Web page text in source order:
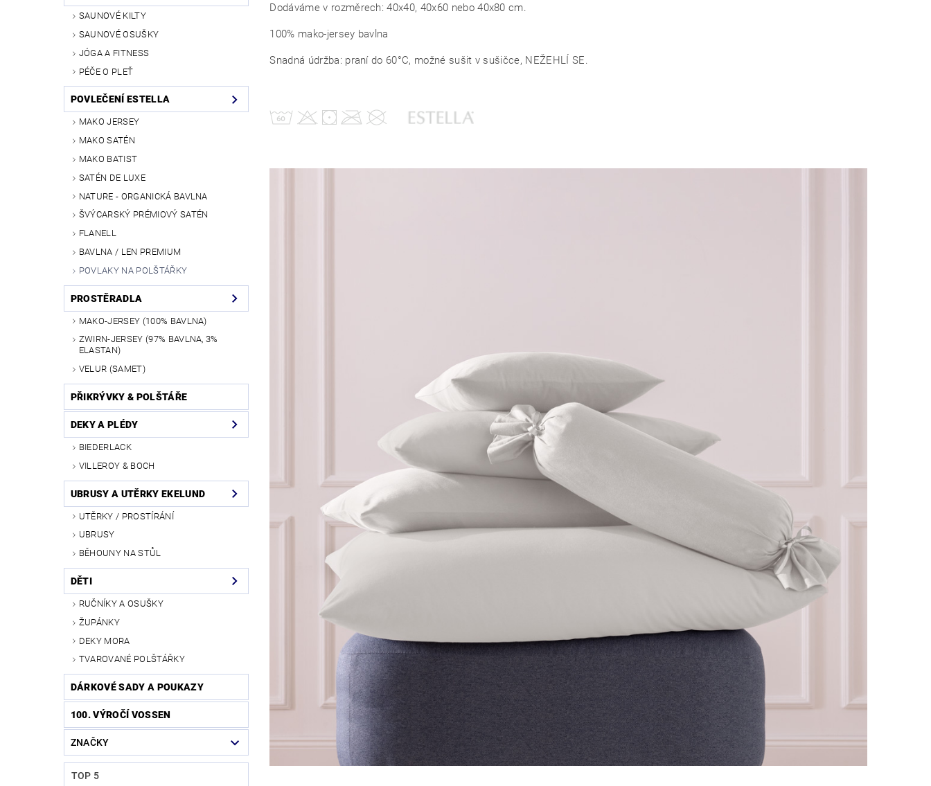
SAUNOVÉ KILTY
SAUNOVÉ OSUŠKY
JÓGA A FITNESS
PÉČE O PLEŤ
POVLEČENÍ ESTELLA
MAKO JERSEY
MAKO SATÉN
MAKO BATIST
SATÉN DE LUXE
NATURE - ORGANICKÁ BAVLNA
ŠVÝCARSKÝ PRÉMIOVÝ SATÉN
FLANELL
BAVLNA / LEN PREMIUM
POVLAKY NA POLŠTÁŘKY
PROSTĚRADLA
MAKO-JERSEY (100% BAVLNA)
ZWIRN-JERSEY (97% BAVLNA, 3%
ELASTAN)
VELUR (SAMET)
PŘIKRÝVKY & POLŠTÁŘE
DEKY A PLÉDY
BIEDERLACK
VILLEROY & BOCH
UBRUSY A UTĚRKY EKELUND
UTĚRKY / PROSTÍRÁNÍ
UBRUSY
BĚHOUNY NA STŮL
DĚTI
RUČNÍKY A OSUŠKY
ŽUPÁNKY
DEKY MORA
TVAROVANÉ POLŠTÁŘKY
DÁRKOVÉ SADY A POUKAZY
100. VÝROČÍ VOSSEN
ZNAČKY
TOP 5
Dodáváme v rozměrech: 40x40, 40x60 nebo 40x80 cm.
100% mako-jersey bavlna
Snadná údržba: praní do 60°C, možné sušit v sušičce, NEŽEHLÍ SE.